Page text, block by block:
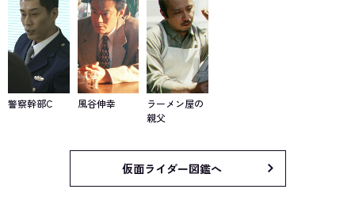
警察幹部C 風谷伸幸
ラーメン屋の
親父
仮面ライダー図鑑へ